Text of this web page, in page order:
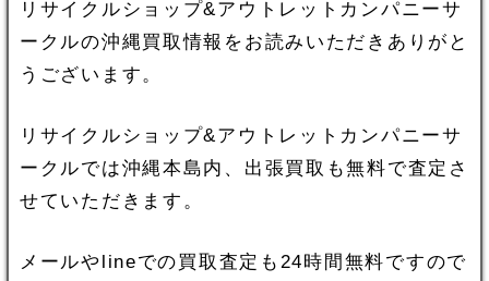
リサイクルショップ&アウトレットカンパニーサ
ークルの沖縄買取情報をお読みいただきありがと
うございます。
リサイクルショップ&アウトレットカンパニーサ
ークルでは沖縄本島内、出張買取も無料で査定さ
せていただきます。
メールやlineでの買取査定も24時間無料ですので